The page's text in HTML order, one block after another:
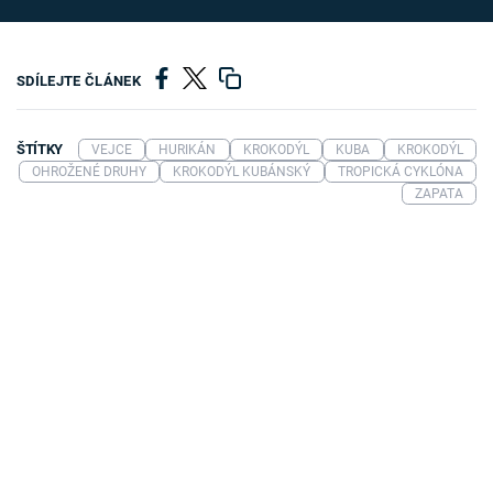
SDÍLEJTE ČLÁNEK
ŠTÍTKY VEJCE HURIKÁN KROKODÝL KUBA
KROKODÝL
OHROŽENÉ DRUHY
KROKODÝL KUBÁNSKÝ
TROPICKÁ CYKLÓNA
ZAPATA